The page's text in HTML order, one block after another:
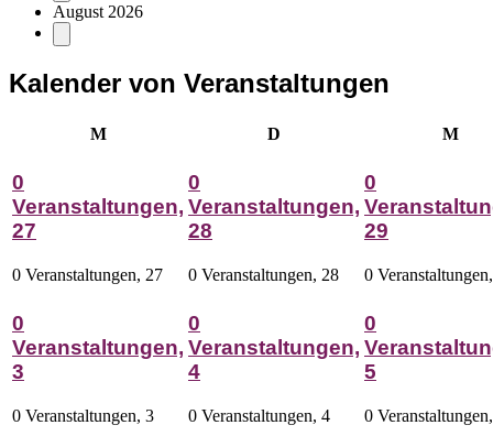
August 2026
Kalender von Veranstaltungen
MMontag D M
0
Veranstaltungen,
27
0 Veranstaltungen, 27
0
Veranstaltungen,
28
0 Veranstaltungen, 28
0
29
0
0
Veranstaltungen,
3
0 Veranstaltungen, 3
0
Veranstaltungen,
4
0 Veranstaltungen, 4
0
5
0